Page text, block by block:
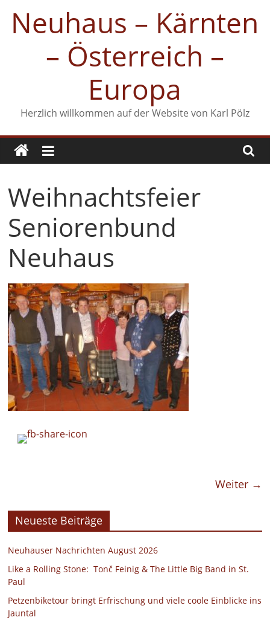
Inhalt
springen
Neuhaus – Kärnten
– Österreich –
Europa
Herzlich willkommen auf der Website von Karl Pölz
Weihnachtsfeier
Seniorenbund
Neuhaus
Weiter →
Neueste Beiträge
Neuhauser Nachrichten August 2026
Like a Rolling Stone: Tonč Feinig & The Little Big Band in St.
Paul
Petzenbiketour bringt Erfrischung und viele coole Einblicke ins
Jauntal